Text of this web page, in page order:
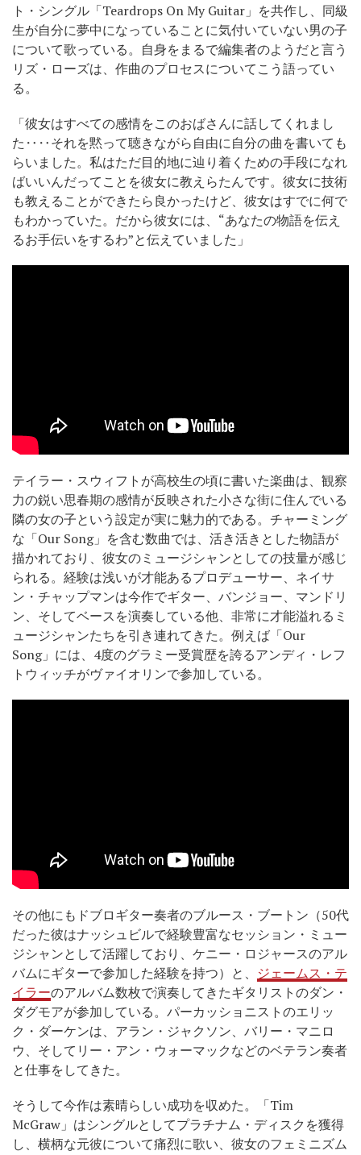
ト・シングル「Teardrops On My Guitar」を共作し、同級
生が自分に夢中になっていることに気付いていない男の子
について歌っている。自身をまるで編集者のようだと言う
リズ・ローズは、作曲のプロセスについてこう語ってい
る。
「彼女はすべての感情をこのおばさんに話してくれまし
た‥‥それを黙って聴きながら自由に自分の曲を書いても
らいました。私はただ目的地に辿り着くための手段になれ
ばいいんだってことを彼女に教えらたんです。彼女に技術
も教えることができたら良かったけど、彼女はすでに何で
もわかっていた。だから彼女には、“あなたの物語を伝え
るお手伝いをするわ”と伝えていました」
テイラー・スウィフトが高校生の頃に書いた楽曲は、観察
力の鋭い思春期の感情が反映された小さな街に住んでいる
隣の女の子という設定が実に魅力的である。チャーミング
な「Our Song」を含む数曲では、活き活きとした物語が
描かれており、彼女のミュージシャンとしての技量が感じ
られる。経験は浅いが才能あるプロデューサー、ネイサ
ン・チャップマンは今作でギター、バンジョー、マンドリ
ン、そしてベースを演奏している他、非常に才能溢れるミ
ュージシャンたちを引き連れてきた。例えば「Our
Song」には、4度のグラミー受賞歴を誇るアンディ・レフ
トウィッチがヴァイオリンで参加している。
その他にもドブロギター奏者のブルース・ブートン（50代
だった彼はナッシュビルで経験豊富なセッション・ミュー
ジシャンとして活躍しており、ケニー・ロジャースのアル
バムにギターで参加した経験を持つ）と、 ジェームス・テ
イラーのアルバム数枚で演奏してきたギタリストのダン・
ダグモアが参加している。パーカッショニストのエリッ
ク・ダーケンは、アラン・ジャクソン、バリー・マニロ
ウ、そしてリー・アン・ウォーマックなどのベテラン奏者
と仕事をしてきた。
そうして今作は素晴らしい成功を収めた。「Tim
McGraw」はシングルとしてプラチナム・ディスクを獲得
し、横柄な元彼について痛烈に歌い、彼女のフェミニズム